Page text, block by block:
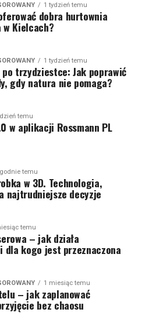
1 tydzień temu
dobra hurtownia
Kielcach?
1 tydzień temu
po trzydziestce: Jak poprawić
gdy natura nie pomaga?
temu
w aplikacji Rossmann PL
temu
w 3D. Technologia,
najtrudniejsze decyzje
temu
– jak działa
dla kogo jest przeznaczona
1 miesiąc temu
– jak zaplanować
bez chaosu